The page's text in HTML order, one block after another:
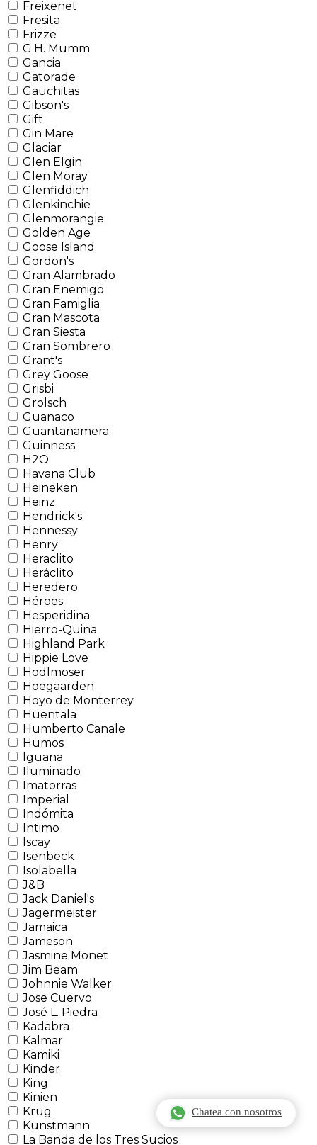
Chatea con nosotros
Freixenet
Fresita
Frizze
G.H. Mumm
Gancia
Gatorade
Gauchitas
Gibson's
Gift
Gin Mare
Glaciar
Glen Elgin
Glen Moray
Glenfiddich
Glenkinchie
Glenmorangie
Golden Age
Goose Island
Gordon's
Gran Alambrado
Gran Enemigo
Gran Famiglia
Gran Mascota
Gran Siesta
Gran Sombrero
Grant's
Grey Goose
Grisbi
Grolsch
Guanaco
Guantanamera
Guinness
H2O
Havana Club
Heineken
Heinz
Hendrick's
Hennessy
Henry
Heraclito
Heráclito
Heredero
Héroes
Hesperidina
Hierro-Quina
Highland Park
Hippie Love
Hodlmoser
Hoegaarden
Hoyo de Monterrey
Huentala
Humberto Canale
Humos
Iguana
Iluminado
Imatorras
Imperial
Indómita
Intimo
Iscay
Isenbeck
Isolabella
J&B
Jack Daniel's
Jagermeister
Jamaica
Jameson
Jasmine Monet
Jim Beam
Johnnie Walker
Jose Cuervo
José L. Piedra
Kadabra
Kalmar
Kamiki
Kinder
King
Kinien
Krug
Kunstmann
La Banda de los Tres Sucios